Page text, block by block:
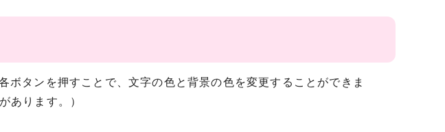
ボタンを押すことで、文字の色と背景の色を変更することができま
あります。）